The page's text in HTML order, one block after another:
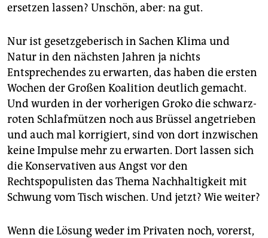
ersetzen lassen? Unschön, aber: na gut.
Nur ist gesetzgeberisch in Sachen Klima und
Natur in den nächsten Jahren ja nichts
Entsprechendes zu erwarten, das haben die ersten
Wochen der Großen Koalition deutlich gemacht.
Und wurden in der vorherigen Groko die schwarz-
roten Schlafmützen noch aus Brüssel angetrieben
und auch mal korrigiert, sind von dort inzwischen
keine Impulse mehr zu erwarten. Dort lassen sich
die Konservativen aus Angst vor den
Rechtspopulisten das Thema Nachhaltigkeit mit
Schwung vom Tisch wischen. Und jetzt? Wie weiter?
Wenn die Lösung weder im Privaten noch, vorerst,